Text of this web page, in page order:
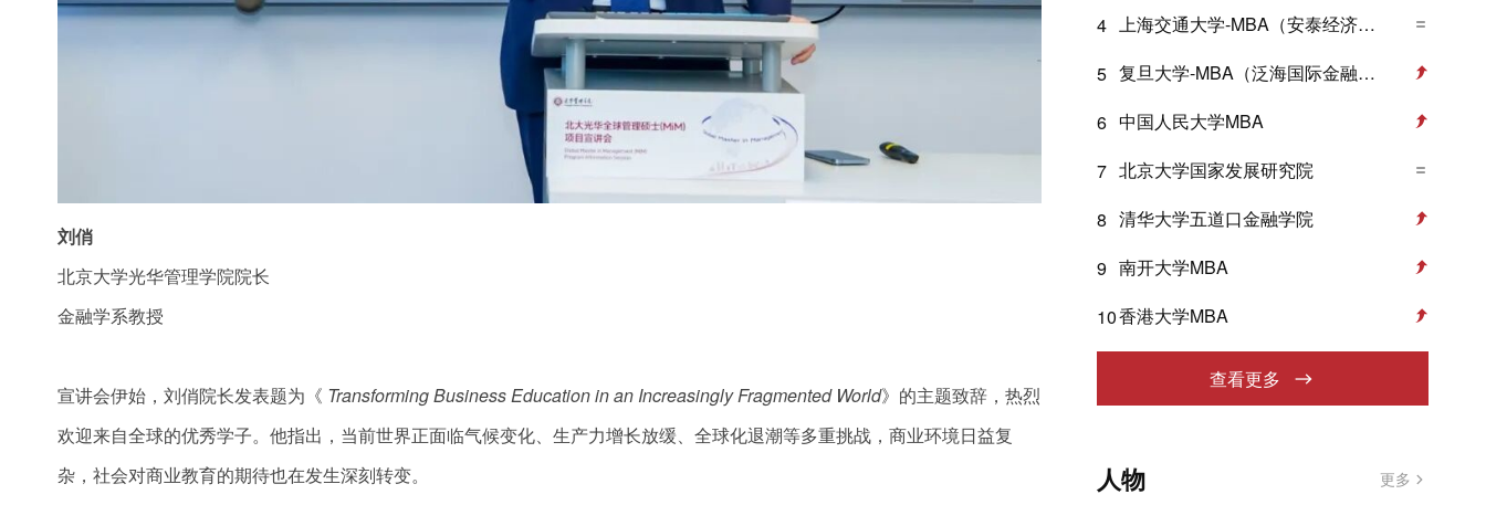
刘俏
北京大学光华管理学院院长
金融学系教授
宣讲会伊始，刘俏院长发表题为《 Transforming Business Education in an Increasingly Fragmented World》的主题致辞，热烈
欢迎来自全球的优秀学子。他指出，当前世界正面临气候变化、生产力增长放缓、全球化退潮等多重挑战，商业环境日益复
杂，社会对商业教育的期待也在发生深刻转变。
4
上海交通大学-MBA（安泰经济与管理学院）
5
复旦大学-MBA（泛海国际金融学院）
6 中国人民大学MBA
7 北京大学国家发展研究院
8 清华大学五道口金融学院
9 南开大学MBA
10香港大学MBA
查看更多
人物 更多